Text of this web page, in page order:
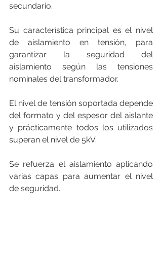
secundario.
Su característica principal es el nivel
de aislamiento en tensión, para
garantizar la seguridad del
aislamiento según las tensiones
nominales del transformador.
El nivel de tensión soportada depende
del formato y del espesor del aislante
y prácticamente todos los utilizados
superan el nivel de 5kV.
Se refuerza el aislamiento aplicando
varias capas para aumentar el nivel
de seguridad.